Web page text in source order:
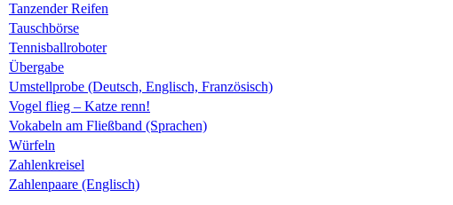
Tanzender Reifen
Tauschbörse
Tennisballroboter
Übergabe
Umstellprobe (Deutsch, Englisch, Französisch)
Vogel flieg – Katze renn!
Vokabeln am Fließband (Sprachen)
Würfeln
Zahlenkreisel
Zahlenpaare (Englisch)